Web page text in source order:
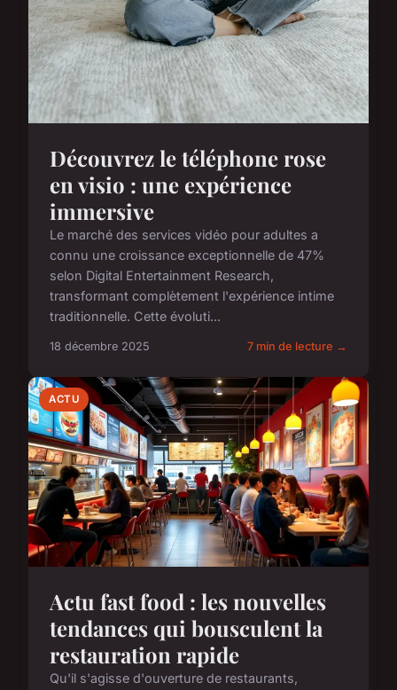
Découvrez le téléphone rose
en visio : une expérience
immersive
Le marché des services vidéo pour adultes a
connu une croissance exceptionnelle de 47%
selon Digital Entertainment Research,
transformant complètement l'expérience intime
traditionnelle. Cette évoluti...
18 décembre 2025 7 min de lecture →
ACTU
Actu fast food : les nouvelles
tendances qui bousculent la
restauration rapide
Qu'il s'agisse d'ouverture de restaurants,